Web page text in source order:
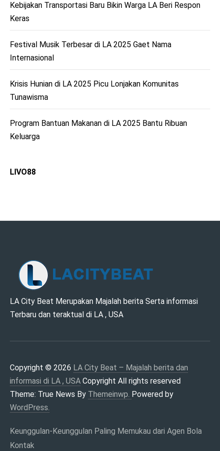
Kebijakan Transportasi Baru Bikin Warga LA Beri Respon
Keras
Festival Musik Terbesar di LA 2025 Gaet Nama
Internasional
Krisis Hunian di LA 2025 Picu Lonjakan Komunitas
Tunawisma
Program Bantuan Makanan di LA 2025 Bantu Ribuan
Keluarga
LIVO88
LA CITY BEAT –
DAN INFORMASI DI
LA , USA
LA City Beat Merupakan Majalah berita Serta informasi
Terbaru dan teraktual di LA , USA
Copyright © 2026 LA City Beat – Majalah berita dan
informasi di LA , USA Copyright All rights reserved
Theme: True News By Themeinwp. Powered by
WordPress.
Keunggulan-Keunggulan Paling Memukau dari Agen Bola
Kontak